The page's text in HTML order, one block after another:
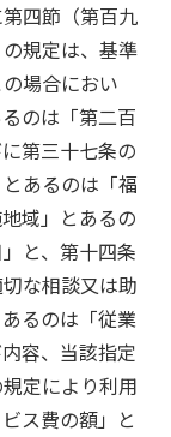
四節（第百九
規定は、基準
場合におい
のは「第二百
第三十七条の
あるのは「福
域」とあるの
と、第十四条
な相談又は助
るのは「従業
容、当該指定
定により利用
ス費の額」と